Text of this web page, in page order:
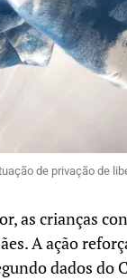
de privação de
as crianças
A ação
dados